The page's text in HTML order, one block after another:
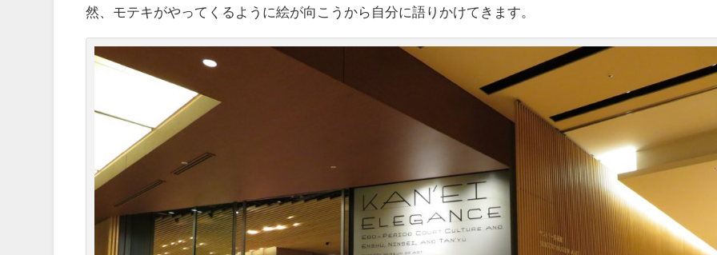
然、モテキがやってくるように絵が向こうから自分に語りかけてきます。